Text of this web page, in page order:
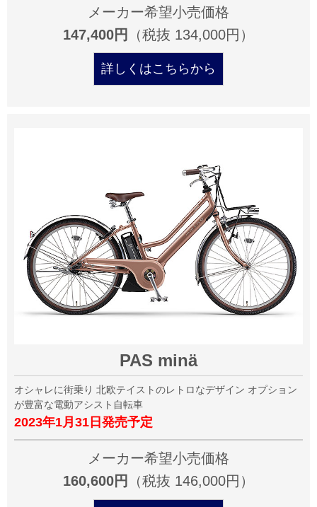
メーカー希望小売価格
147,400円
（税抜 134,000円）
詳しくはこちらから
PAS minä
オシャレに街乗り 北欧テイストのレトロなデザイン オプション
が豊富な電動アシスト自転車
2023年1月31日発売予定
メーカー希望小売価格
160,600円
（税抜 146,000円）